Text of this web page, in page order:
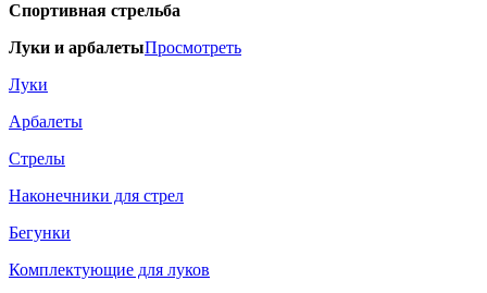
Спортивная стрельба
Луки и арбалетыПросмотреть
Луки
Арбалеты
Стрелы
Наконечники для стрел
Бегунки
Комплектующие для луков